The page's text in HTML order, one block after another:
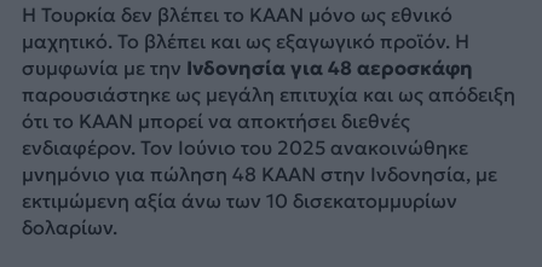
Η Τουρκία δεν βλέπει το KAAN μόνο ως εθνικό
μαχητικό. Το βλέπει και ως εξαγωγικό προϊόν. Η
συμφωνία με την Ινδονησία για 48 αεροσκάφη
παρουσιάστηκε ως μεγάλη επιτυχία και ως απόδειξη
ότι το KAAN μπορεί να αποκτήσει διεθνές
ενδιαφέρον. Τον Ιούνιο του 2025 ανακοινώθηκε
μνημόνιο για πώληση 48 KAAN στην Ινδονησία, με
εκτιμώμενη αξία άνω των 10 δισεκατομμυρίων
δολαρίων.